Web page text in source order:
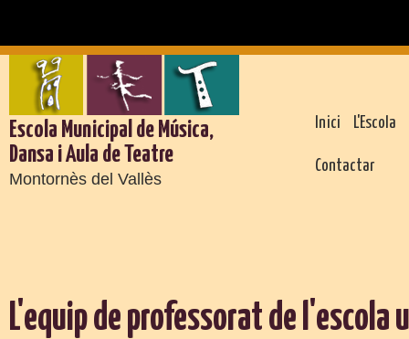
Escola Municipal de Música,
Dansa i Aula de Teatre
Montornès del Vallès
Inici L'Escola
Contactar
L'equip de professorat de